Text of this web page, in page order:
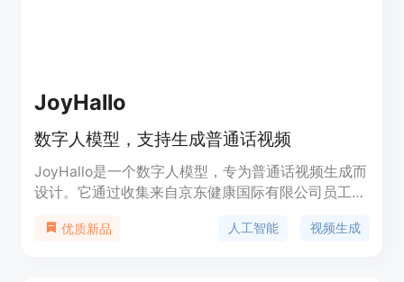
JoyHallo
数字人模型，支持生成普通话视频
JoyHallo是一个数字人模型，专为普通话视频生成而
设计。它通过收集来自京东健康国际有限公司员工的
据集覆盖了不同年龄和说话风格，包括对话和专业医
优质新品 人工智能 视频生成